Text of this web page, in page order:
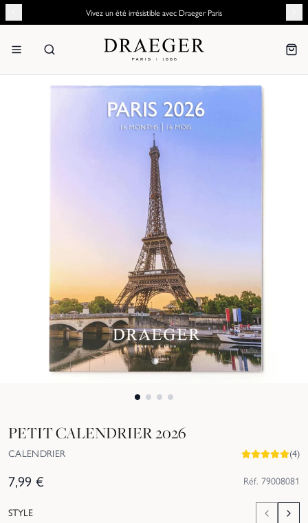
Vivez un été irrésistible avec Draeger Paris
PETIT CALENDRIER 2026
CALENDRIER (4)
7,99 € Réf. 79008081
STYLE